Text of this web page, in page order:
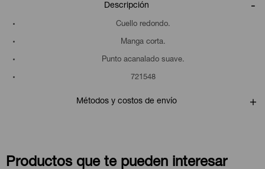
Descripción
Cuello redondo.
Manga corta.
Punto acanalado suave.
721548
Métodos y costos de envío
Productos que te pueden interesar